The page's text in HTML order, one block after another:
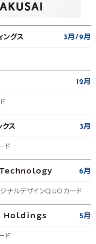
ングス 3月 9月
12月
クス 3月
ド
ｅｃｈｎｏｌｏｇｙ 6月
ナルデザインQUOカード
ｏｌｄｉｎｇｓ 5月
ド